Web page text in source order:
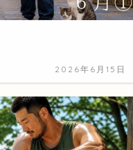
2026年6月15日